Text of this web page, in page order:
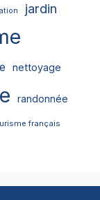
jardin
nettoyage
randonnée
français